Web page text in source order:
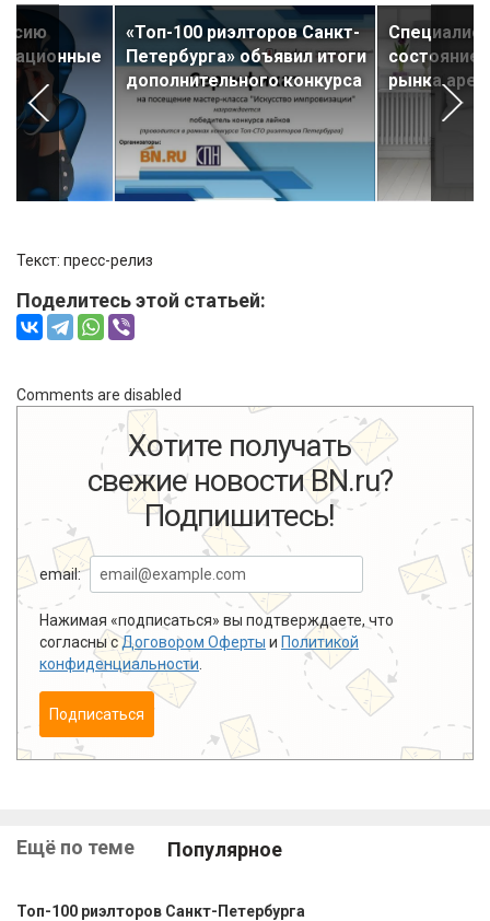
«Топ-100 риэлторов Санкт-
Петербурга» объявил итоги
дополнительного конкурса
состояние
рынка
Текст: пресс-релиз
Поделитесь этой статьей:
Comments are disabled
Хотите получать
свежие новости BN.ru?
Подпишитесь!
email:
Нажимая «подписаться» вы подтверждаете, что
согласны сДоговором Оферты и Политикой
конфиденциальности
Подписаться
Ещё по теме Популярное
Топ-100 риэлторов Санкт-Петербурга